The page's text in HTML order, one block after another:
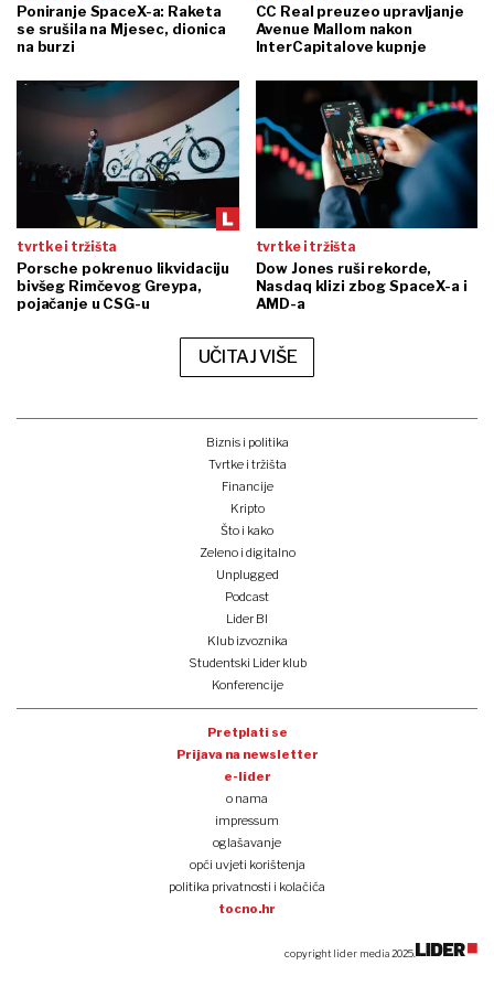
Poniranje SpaceX-a: Raketa
se srušila na Mjesec, dionica
na burzi
CC Real preuzeo upravljanje
Avenue Mallom nakon
InterCapitalove kupnje
tvrtke i tržišta
Porsche pokrenuo likvidaciju
bivšeg Rimčevog Greypa,
pojačanje u CSG-u
tvrtke i tržišta
Dow Jones ruši rekorde,
Nasdaq klizi zbog SpaceX-a i
AMD-a
UČITAJ VIŠE
Biznis i politika
Tvrtke i tržišta
Financije
Kripto
Što i kako
Zeleno i digitalno
Unplugged
Podcast
Lider BI
Klub izvoznika
Studentski Lider klub
Konferencije
Pretplati se
Prijava na newsletter
e-lider
o nama
impressum
oglašavanje
opći uvjeti korištenja
politika privatnosti i kolačića
tocno.hr
copyright lider media 2025.